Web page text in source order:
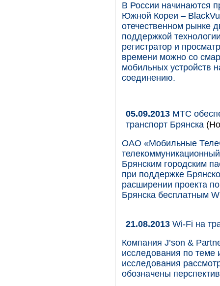
В России начинаются
Южной Кореи –
отечественном рынке
поддержкой
регистратор и
времени можно со
мобильных устройств
соединению.
05.09.2013 МТС
транспорт Брянска
ОАО «Мобильные
Брянским городским
при поддержке
расширении проекта
Брянска бесплатным
21.08.2013 Wi-Fi на
Компания J’son &
исследования по теме
исследования
обозначены